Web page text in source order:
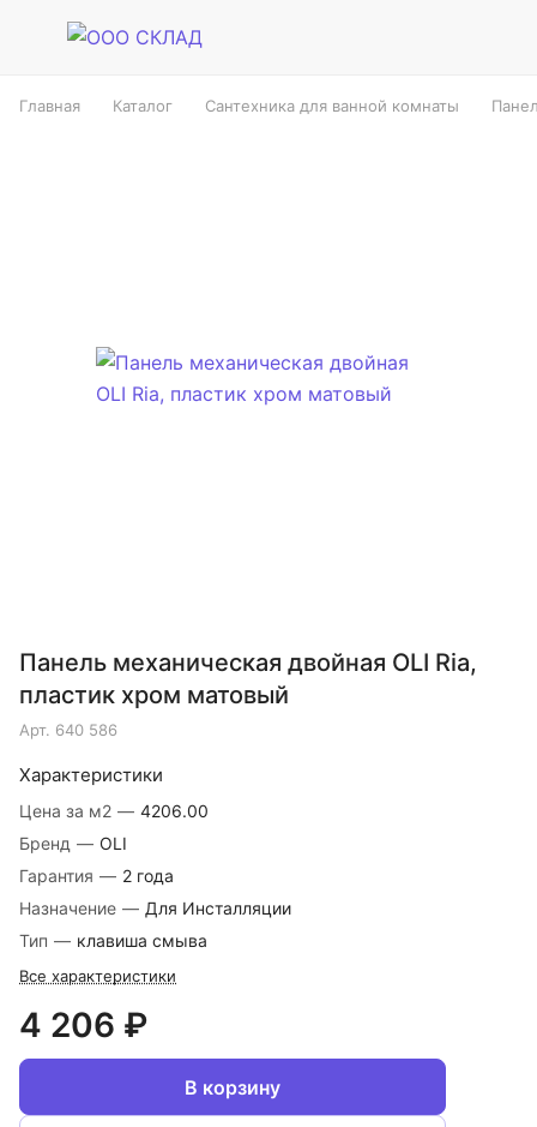
Главная Каталог Сантехника для ванной комнаты
Панель механическая двойная OLI Ria,
пластик хром матовый
Арт. 640 586
Характеристики
Цена за м2 — 4206.00
Бренд — OLI
Гарантия — 2 года
Назначение — Для Инсталляции
Тип — клавиша смыва
Все характеристики
4 206 ₽
В корзину